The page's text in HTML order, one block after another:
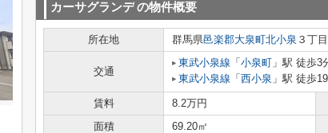
カーサグランデの物件概要
所在地 群馬県邑楽郡大泉町北小泉 ３丁
交通
東武小泉線 「 小泉町 」駅 徒歩3
東武小泉線 「 西小泉 」駅 徒歩
賃料 8.2万円
面積
69.20㎡